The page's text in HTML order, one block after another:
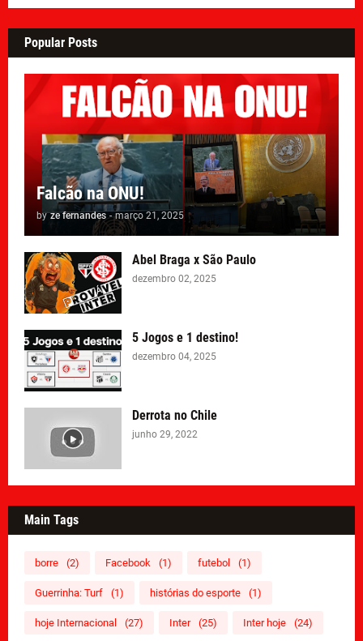
Popular Posts
Falcão na ONU!
by ze fernandes - março 21, 2025
Abel Braga x São Paulo
dezembro 02, 2025
5 Jogos e 1 destino!
dezembro 04, 2025
Derrota no Chile
junho 29, 2022
Main Tags
borre (2) Facebook (1) futebol (1)
Guerrinha: Turf (1) histórias do esporte (1)
hoje Internacional (27) Inter (25) Inter hoje (24)